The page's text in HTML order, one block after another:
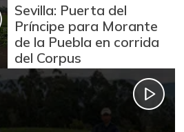
Sevilla: Puerta del
Príncipe para Morante
de la Puebla en corrida
del Corpus